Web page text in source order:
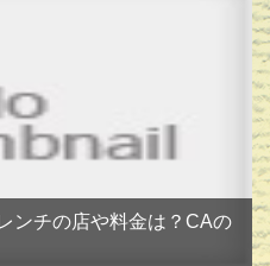
ンチの店や料金は？CAの